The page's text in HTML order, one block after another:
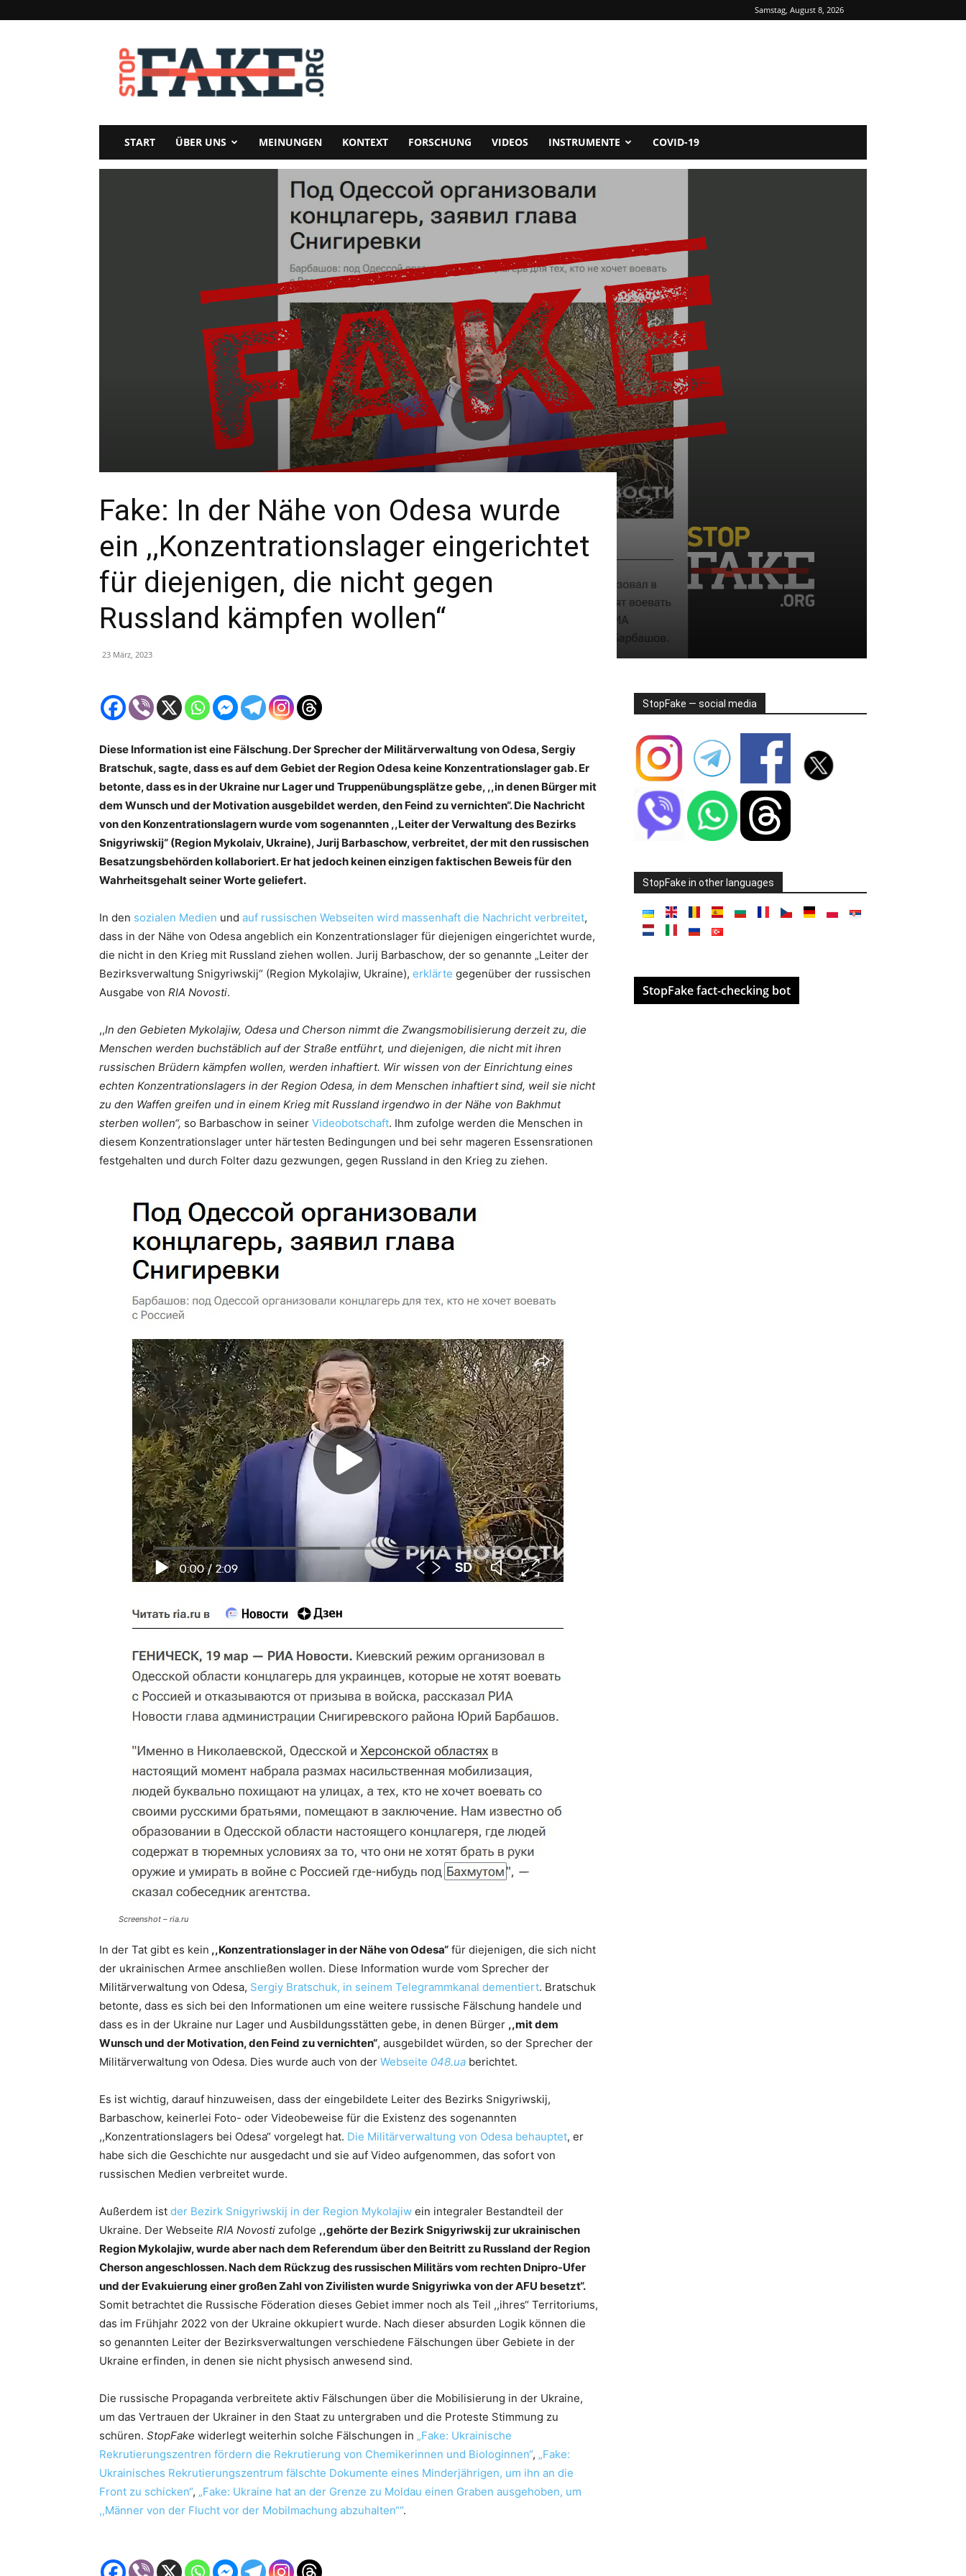
Samstag, August 8, 2026
StopFake
START ÜBER UNS MEINUNGEN KONTEXT FORSCHUNG VIDEOS INSTRUMENTE COVID-19
Fake: In der Nähe von Odesa wurde
ein ,,Konzentrationslager eingerichtet
für diejenigen, die nicht gegen
Russland kämpfen wollen“
23 März, 2023
Diese Information ist eine Fälschung. Der Sprecher der Militärverwaltung von Odesa, Sergiy
Bratschuk, sagte, dass es auf dem Gebiet der Region Odesa keine Konzentrationslager gab. Er
betonte, dass es in der Ukraine nur Lager und Truppenübungsplätze gebe, ,,in denen Bürger mit
dem Wunsch und der Motivation ausgebildet werden, den Feind zu vernichten“. Die Nachricht
von den Konzentrationslagern wurde vom sogenannten ,,Leiter der Verwaltung des Bezirks
Snigyriwskij“ (Region Mykolaiv, Ukraine), Jurij Barbaschow, verbreitet, der mit den russischen
Besatzungsbehörden kollaboriert. Er hat jedoch keinen einzigen faktischen Beweis für den
Wahrheitsgehalt seiner Worte geliefert.
In den sozialen Medien und auf russischen Webseiten wird massenhaft die Nachricht verbreitet,
dass in der Nähe von Odesa angeblich ein Konzentrationslager für diejenigen eingerichtet wurde,
die nicht in den Krieg mit Russland ziehen wollen. Jurij Barbaschow, der so genannte „Leiter der
Bezirksverwaltung Snigyriwskij“ (Region Mykolajiw, Ukraine), erklärte gegenüber der russischen
Ausgabe von RIA Novosti.
,,In den Gebieten Mykolajiw, Odesa und Cherson nimmt die Zwangsmobilisierung derzeit zu, die
Menschen werden buchstäblich auf der Straße entführt, und diejenigen, die nicht mit ihren
russischen Brüdern kämpfen wollen, werden inhaftiert. Wir wissen von der Einrichtung eines
echten Konzentrationslagers in der Region Odesa, in dem Menschen inhaftiert sind, weil sie nicht
zu den Waffen greifen und in einem Krieg mit Russland irgendwo in der Nähe von Bakhmut
sterben wollen“, so Barbaschow in seiner Videobotschaft. Ihm zufolge werden die Menschen in
diesem Konzentrationslager unter härtesten Bedingungen und bei sehr mageren Essensrationen
festgehalten und durch Folter dazu gezwungen, gegen Russland in den Krieg zu ziehen.
Screenshot – ria.ru
In der Tat gibt es kein ,,Konzentrationslager in der Nähe von Odesa“ für diejenigen, die sich nicht
der ukrainischen Armee anschließen wollen. Diese Information wurde vom Sprecher der
Militärverwaltung von Odesa, Sergiy Bratschuk, in seinem Telegrammkanal dementiert. Bratschuk
betonte, dass es sich bei den Informationen um eine weitere russische Fälschung handele und
dass es in der Ukraine nur Lager und Ausbildungsstätten gebe, in denen Bürger ,,mit dem
Wunsch und der Motivation, den Feind zu vernichten“, ausgebildet würden, so der Sprecher der
Militärverwaltung von Odesa. Dies wurde auch von der Webseite 048.ua berichtet.
Es ist wichtig, darauf hinzuweisen, dass der eingebildete Leiter des Bezirks Snigyriwskij,
Barbaschow, keinerlei Foto- oder Videobeweise für die Existenz des sogenannten
,,Konzentrationslagers bei Odesa“ vorgelegt hat. Die Militärverwaltung von Odesa behauptet, er
habe sich die Geschichte nur ausgedacht und sie auf Video aufgenommen, das sofort von
russischen Medien verbreitet wurde.
Außerdem ist der Bezirk Snigyriwskij in der Region Mykolajiw ein integraler Bestandteil der
Ukraine. Der Webseite RIA Novosti zufolge ,,gehörte der Bezirk Snigyriwskij zur ukrainischen
Region Mykolajiw, wurde aber nach dem Referendum über den Beitritt zu Russland der Region
Cherson angeschlossen. Nach dem Rückzug des russischen Militärs vom rechten Dnipro-Ufer
und der Evakuierung einer großen Zahl von Zivilisten wurde Snigyriwka von der AFU besetzt“.
Somit betrachtet die Russische Föderation dieses Gebiet immer noch als Teil ,,ihres“ Territoriums,
das im Frühjahr 2022 von der Ukraine okkupiert wurde. Nach dieser absurden Logik können die
so genannten Leiter der Bezirksverwaltungen verschiedene Fälschungen über Gebiete in der
Ukraine erfinden, in denen sie nicht physisch anwesend sind.
Die russische Propaganda verbreitete aktiv Fälschungen über die Mobilisierung in der Ukraine,
um das Vertrauen der Ukrainer in den Staat zu untergraben und die Proteste Stimmung zu
schüren. StopFake widerlegt weiterhin solche Fälschungen in „Fake: Ukrainische
Rekrutierungszentren fördern die Rekrutierung von Chemikerinnen und Biologinnen“, „Fake:
Ukrainisches Rekrutierungszentrum fälschte Dokumente eines Minderjährigen, um ihn an die
Front zu schicken“, „Fake: Ukraine hat an der Grenze zu Moldau einen Graben ausgehoben, um
,,Männer von der Flucht vor der Mobilmachung abzuhalten““.
StopFake — social media
StopFake in other languages
StopFake fact-checking bot